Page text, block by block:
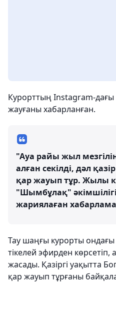
Курорттың Instagram-
жауғаны хабарланған.
"Ауа райы жыл
алған секілді, дәл
қар жауып тұр. Жылы
"Шымбұлақ"
жариялаған
Тау шаңғы курорты
тікелей эфирден
жасады. Қазіргі уақытта
қар жауып тұрғаны